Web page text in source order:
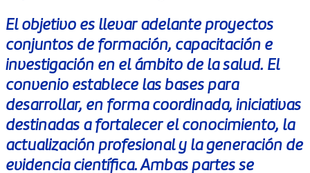
El objetivo es llevar adelante proyectos
conjuntos de formación, capacitación e
investigación en el ámbito de la salud. El
convenio establece las bases para
desarrollar, en forma coordinada, iniciativas
destinadas a fortalecer el conocimiento, la
actualización profesional y la generación de
evidencia científica. Ambas partes se